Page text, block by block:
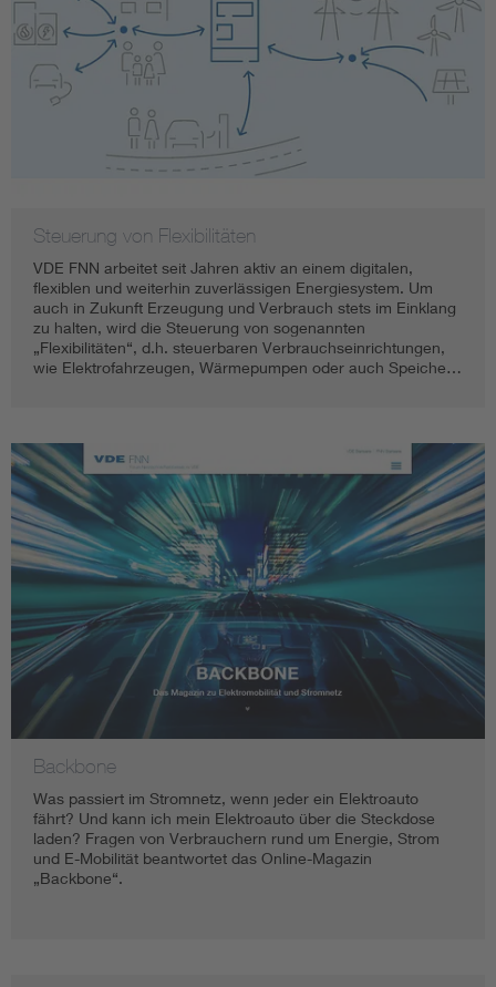
Steuerung von Flexibilitäten
VDE FNN arbeitet seit Jahren aktiv an einem digitalen,
flexiblen und weiterhin zuverlässigen Energiesystem. Um
auch in Zukunft Erzeugung und Verbrauch stets im Einklang
zu halten, wird die Steuerung von sogenannten
„Flexibilitäten“, d.h. steuerbaren Verbrauchseinrichtungen,
wie Elektrofahrzeugen, Wärmepumpen oder auch Speiche…
Backbone
Was passiert im Stromnetz, wenn jeder ein Elektroauto
fährt? Und kann ich mein Elektroauto über die Steckdose
laden? Fragen von Verbrauchern rund um Energie, Strom
und E-Mobilität beantwortet das Online-Magazin
„Backbone“.